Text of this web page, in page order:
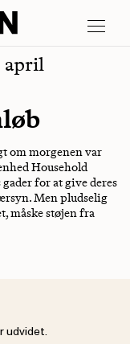
april
om morgenen var
Household
for at give deres
Men pludselig
måske støjen fra
udvidet.